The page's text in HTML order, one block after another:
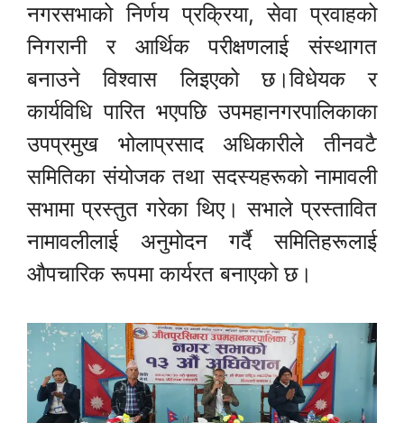
नगरसभाको निर्णय प्रक्रिया, सेवा प्रवाहको
निगरानी र आर्थिक परीक्षणलाई संस्थागत
बनाउने विश्वास लिइएको छ।विधेयक र
कार्यविधि पारित भएपछि उपमहानगरपालिकाका
उपप्रमुख भोलाप्रसाद अधिकारीले तीनवटै
समितिका संयोजक तथा सदस्यहरूको नामावली
सभामा प्रस्तुत गरेका थिए। सभाले प्रस्तावित
नामावलीलाई अनुमोदन गर्दै समितिहरूलाई
औपचारिक रूपमा कार्यरत बनाएको छ।